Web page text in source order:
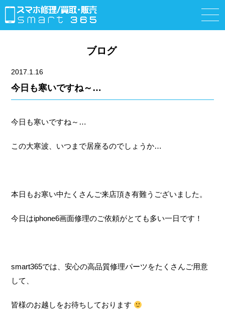
ブログ
2017.1.16
今日も寒いですね～…
今日も寒いですね～…
この大寒波、いつまで居座るのでしょうか…
本日もお寒い中たくさんご来店頂き有難うございました。
今日はiphone6画面修理のご依頼がとても多い一日です！
smart365では、安心の高品質修理パーツをたくさんご用意
して、
皆様のお越しをお待ちしております